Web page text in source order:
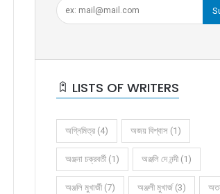
LISTS OF WRITERS
অগ্নিমিত্র (4) অজয় বিশ্বাস (1)
অঞ্জনা চক্রবর্তী (1) অঞ্জলি দে নন্দী (1)
অঞ্জলি মুখার্জী (7) অঞ্জলী মুখার্জ (3)